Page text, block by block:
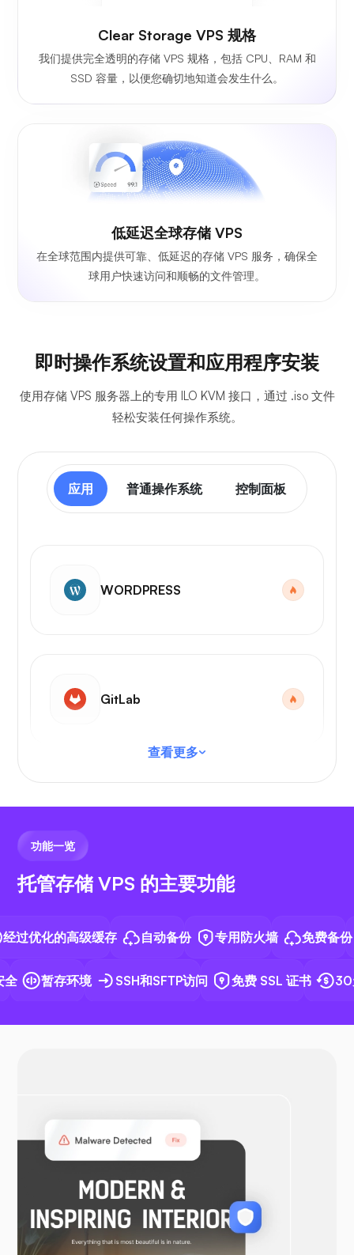
Clear Storage VPS 规格
我们提供完全透明的存储 VPS 规格，包括 CPU、RAM 和
SSD 容量，以便您确切地知道会发生什么。
低延迟全球存储 VPS
在全球范围内提供可靠、低延迟的存储 VPS 服务，确保全
球用户快速访问和顺畅的文件管理。
即时操作系统设置和应用程序安装
使用存储 VPS 服务器上的专用 ILO KVM 接口，通过 .iso 文件
轻松安装任何操作系统。
应用 普通操作系统 控制面板
WORDPRESS
GitLab
VS 代码
Docker
OpenVPN
WooCommerce
查看更多
功能一览
托管存储 VPS 的主要功能
优化的高级缓存 自动备份 专用防火墙 免费备份
暂存环境 SSH和SFTP访问 免费 SSL 证书 30天